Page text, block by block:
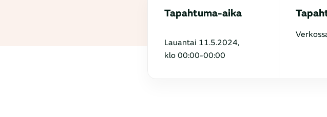
Tapahtuma-aika
Lauantai 11.5.2024,
klo 00:00-00:00